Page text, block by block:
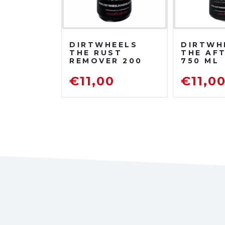
DIRTWHEELS
THE RUST
REMOVER 200
DISOSSIDANTE
RIMUOVI
€11,00
THE
750 ML
€11,00